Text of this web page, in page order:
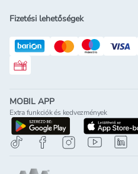
Fizetési lehetőségek
Rossmann ajándékkártya
MOBIL APP
Extra funkciók és kedvezmények
letöltés a